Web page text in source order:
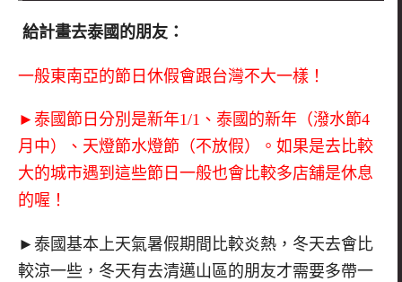
給計畫去泰國的朋友：
一般東南亞的節日休假會跟台灣不大一樣！
►泰國節日分別是新年1/1、泰國的新年（潑水節4
月中）、天燈節水燈節（不放假）。如果是去比較
大的城市遇到這些節日一般也會比較多店舖是休息
的喔！
►泰國基本上天氣暑假期間比較炎熱，冬天去會比
較涼一些，冬天有去清邁山區的朋友才需要多帶一